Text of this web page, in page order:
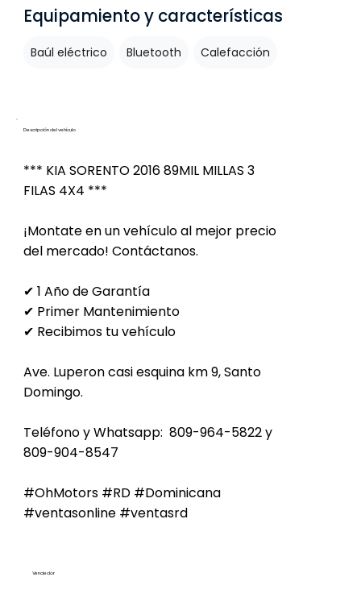
Equipamiento y características
Baúl eléctrico Bluetooth Calefacción
Descripción del vehículo
*** KIA SORENTO 2016 89MIL MILLAS 3
FILAS 4X4 ***
¡Montate en un vehículo al mejor precio
del mercado! Contáctanos.
✔ 1 Año de Garantía
✔ Primer Mantenimiento
✔ Recibimos tu vehículo
Ave. Luperon casi esquina km 9, Santo
Domingo.
Teléfono y Whatsapp: 809-964-5822 y
809-904-8547
#OhMotors #RD #Dominicana
#ventasonline #ventasrd
Vendedor